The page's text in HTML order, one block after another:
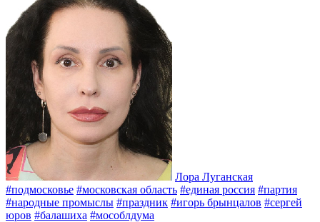
Лора Луганская
#подмосковье #московская область #единая россия #партия
#народные промыслы #праздник #игорь брынцалов #сергей
юров #балашиха #мособлдума